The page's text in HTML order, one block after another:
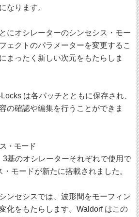
なります。
にオシレーターのシンセシス・モー
ェクトのパラメーターを変更するこ
まったく新しい次元をもたらしま
は各パッチとともに保存され、
の確認や編集を行うことができま
・モード
3基のオシレーターそれぞれで使用で
モードが新たに搭載されました。
ンセシスでは、波形間をモーフィン
化をもたらします。Waldorf はこの